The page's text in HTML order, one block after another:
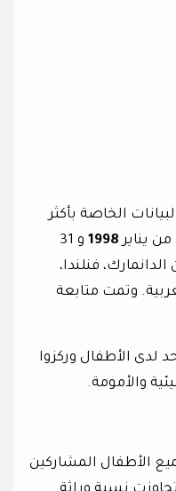
الخاصة بأكثر
يناير1998
و 31
فنلندا،
وتمت متابعة
لدى الأطفال وركزوا
والأمومة.
الأطفال المشاركين